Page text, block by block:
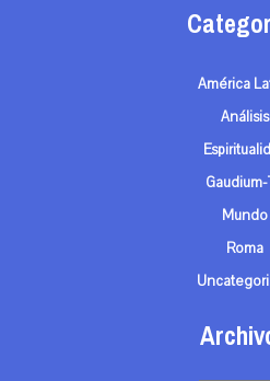
América
Análisis
Gaudium-
Mundo
Roma